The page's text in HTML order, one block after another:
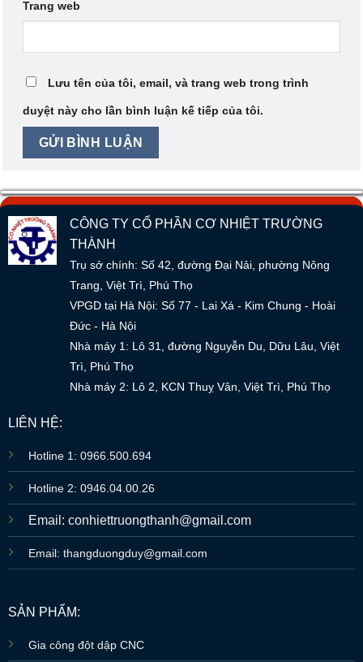
Trang web
Lưu tên của tôi, email, và trang web trong trình
duyệt này cho lần bình luận kế tiếp của tôi.
CÔNG TY CỔ PHẦN CƠ NHIỆT TRƯỜNG
THÀNH
Trụ sở chính: Số 42, đường Đại Nải, phường Nông
Trang, Việt Trì, Phú Thọ
VPGD tại Hà Nội: Số 77 - Lai Xá - Kim Chung - Hoài
Đức - Hà Nội
Nhà máy 1: Lô 31, đường Nguyễn Du, Dữu Lâu, Việt
Trì, Phú Thọ
Nhà máy 2: Lô 2, KCN Thuỵ Vân, Việt Trì, Phú Thọ
LIÊN HỆ:
Hotline 1: 0966.500.694
Hotline 2: 0946.04.00.26
Email: conhiettruongthanh@gmail.com
Email: thangduongduy@gmail.com
SẢN PHẨM:
Gia công đột dập CNC